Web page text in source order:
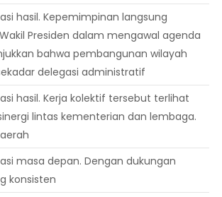
hasil. Kepemimpinan langsung
Presiden dalam mengawal agenda
bahwa pembangunan wilayah
delegasi administratif
hasil. Kerja kolektif tersebut terlihat
lintas kementerian dan lembaga.
masa depan. Dengan dukungan
konsisten